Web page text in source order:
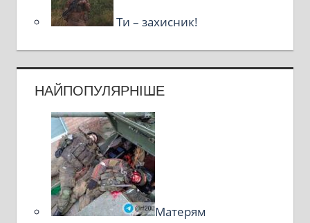
Ти – захисник!
НАЙПОПУЛЯРНІШЕ
Матерям